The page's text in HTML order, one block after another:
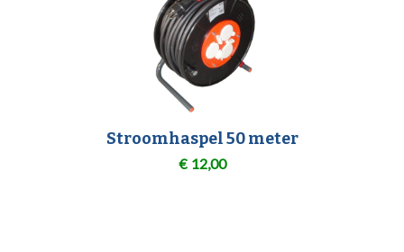
Stroomhaspel 50 meter
€ 12,00